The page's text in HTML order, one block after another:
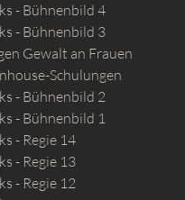
- Bühnenbild 4
- Bühnenbild 3
Gewalt an Frauen
Schulungen
- Bühnenbild 2
- Bühnenbild 1
- Regie 14
- Regie 13
- Regie 12